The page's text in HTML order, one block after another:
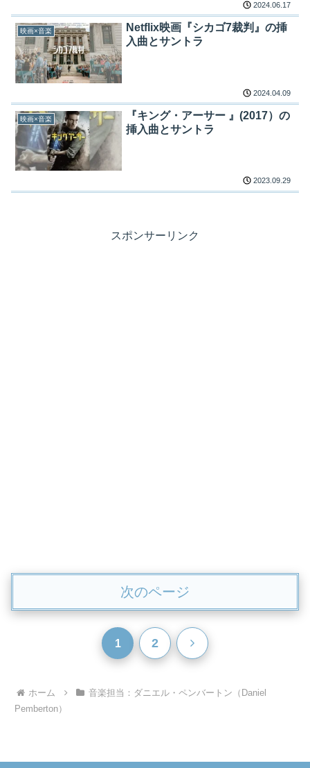
2024.06.17
映画×音楽
Netflix映画『シカゴ7裁判』の挿
入曲とサントラ
2024.04.09
映画×音楽
『キング・アーサー 』(2017）の
挿入曲とサントラ
2023.09.29
スポンサーリンク
次のページ
1 2 次
ホーム
音楽担当：ダニエル・ペンバートン（Daniel
Pemberton）